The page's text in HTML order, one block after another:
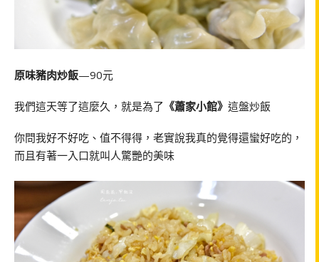
原味豬肉炒飯—90元
我們這天等了這麼久，就是為了 《蕭家小館》 這盤炒飯
你問我好不好吃、值不得得，老實說我真的覺得還蠻好吃的，
而且有著一入口就叫人驚艷的美味